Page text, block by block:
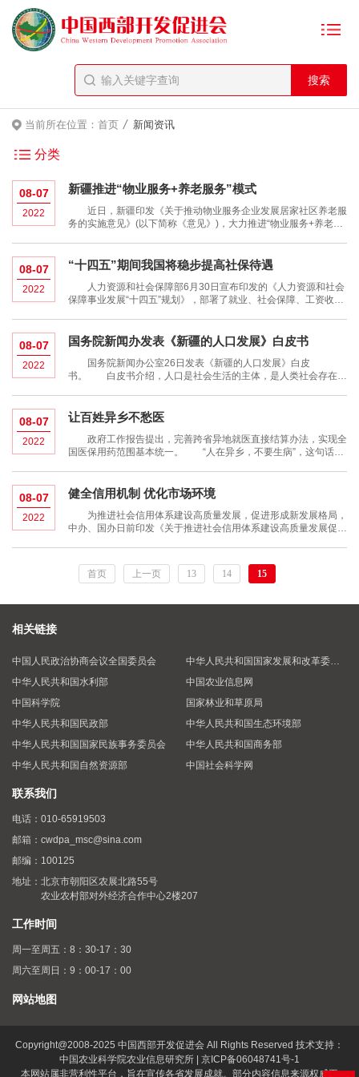
当前所在位置： 首页 / 新闻资讯
分类
08-07
2022
新疆推进“物业服务+养老服务”模式
近日，新疆印发《关于推动物业服务企业发展居家社区养老服
务的实施意见》(以下简称《意见》)，大力推进“物业服务+养老服
空巢、独居、失能
08-07
2022
“十四五”期间我国将稳步提高社保待遇
人力资源和社会保障部6月30日宣布印发的《人力资源和社会
保障事业发展“十四五”规划》，部署了就业、社会保障、工资收入
围绕多层次社会保障体
08-07
2022
国务院新闻办发表《新疆的人口发展》白皮书
国务院新闻办公室26日发表《新疆的人口发展》白皮
书。 白皮书介绍，人口是社会生活的主体，是人类社会存在和
后，新疆人口特别是少数民族人口数量快速增长，人
08-07
2022
让百姓异乡不愁医
政府工作报告提出，完善跨省异地就医直接结算办法，实现全
国医保用药范围基本统一。 “人在异乡，不要生病”，这句话说
08-07
2022
健全信用机制 优化市场环境
为推进社会信用体系建设高质量发展，促进形成新发展格局，
中办、国办日前印发《关于推进社会信用体系建设高质量发展促进
现在品牌上。不少专家和读者表
首页 上一页 13 14 15
相关链接
中国人民政治协商会议全国委员会
中华人民共和国国家发展和改革委员会
中华人民共和国水利部
中国农业信息网
中国科学院
国家林业和草原局
中华人民共和国民政部
中华人民共和国生态环境部
中华人民共和国国家民族事务委员会
中华人民共和国商务部
中华人民共和国自然资源部
中国社会科学网
联系我们
电话： 010-65919503
邮箱： cwdpa_msc@sina.com
邮编： 100125
地址： 北京市朝阳区农展北路55号
农业农村部对外经济合作中心2楼207
工作时间
周一至周五：8：30-17：30
周六至周日：9：00-17：00
网站地图
Copyright@2008-2025 中国西部开发促进会 All Rights Reserved 技术支持：
中国农业科学院农业信息研究所 | 京ICP备06048741号-1
本网站属非营利性平台，旨在宣传各省发展成就。部分内容信息来源权威平